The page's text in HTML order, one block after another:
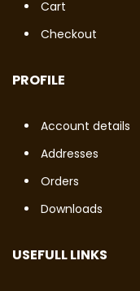
Cart
Checkout
PROFILE
Account details
Addresses
Orders
Downloads
USEFULL LINKS